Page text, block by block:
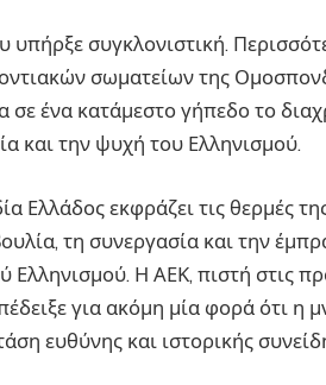
συγκλονιστική.
σωματείων της
ένα κατάμεστο γήπεδο το
και την ψυχή του Ελληνισμού.
εκφράζει τις θερμές
τη συνεργασία και την
Ελληνισμού. Η ΑΕΚ, πιστή στις
για ακόμη μία φορά ότι η
ευθύνης και ιστορικής